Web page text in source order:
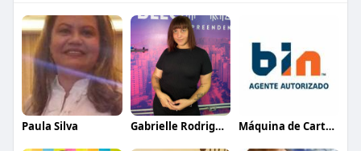
Paula Silva Gabrielle Rodrigues Máquina de Cartão BIN